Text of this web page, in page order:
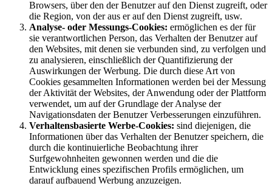
Browsers, über den der Benutzer auf den Dienst zugreift, oder
die Region, von der aus er auf den Dienst zugreift, usw.
Analyse- oder Messungs-Cookies: ermöglichen es der für
sie verantwortlichen Person, das Verhalten der Benutzer auf
den Websites, mit denen sie verbunden sind, zu verfolgen und
zu analysieren, einschließlich der Quantifizierung der
Auswirkungen der Werbung. Die durch diese Art von
Cookies gesammelten Informationen werden bei der Messung
der Aktivität der Websites, der Anwendung oder der Plattform
verwendet, um auf der Grundlage der Analyse der
Navigationsdaten der Benutzer Verbesserungen einzuführen.
Verhaltensbasierte Werbe-Cookies: sind diejenigen, die
Informationen über das Verhalten der Benutzer speichern, die
durch die kontinuierliche Beobachtung ihrer
Surfgewohnheiten gewonnen werden und die die
Entwicklung eines spezifischen Profils ermöglichen, um
darauf aufbauend Werbung anzuzeigen.